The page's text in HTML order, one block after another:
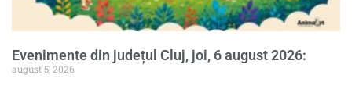
Evenimente din județul Cluj, joi, 6 august 2026:
august 5, 2026